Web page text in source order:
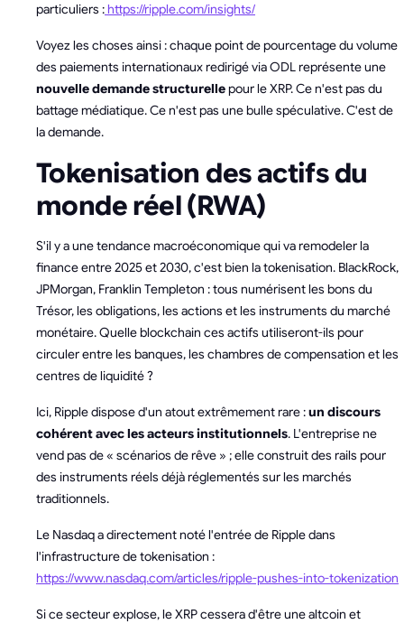
particuliers :https://ripple.com/insights/
Voyez les choses ainsi : chaque point de pourcentage du volume
des paiements internationaux redirigé via ODL représente une
nouvelle demande structurellepour le XRP. Ce n'est pas du
battage médiatique. Ce n'est pas une bulle spéculative. C'est de
la demande.
Tokenisation des actifs du
monde réel (RWA)
S'il y a une tendance macroéconomique qui va remodeler la
finance entre 2025 et 2030, c'est bien la tokenisation. BlackRock,
JPMorgan, Franklin Templeton : tous numérisent les bons du
Trésor, les obligations, les actions et les instruments du marché
monétaire. Quelle blockchain ces actifs utiliseront-ils pour
circuler entre les banques, les chambres de compensation et les
centres de liquidité ?
Ici, Ripple dispose d'un atout extrêmement rare :un discours
cohérent avec les acteurs institutionnels. L'entreprise ne
vend pas de « scénarios de rêve » ; elle construit des rails pour
des instruments réels déjà réglementés sur les marchés
traditionnels.
Le Nasdaq a directement noté l'entrée de Ripple dans
l'infrastructure de tokenisation :
https://www.nasdaq.com/articles/ripple-pushes-into-tokenization
Si ce secteur explose, le XRP cessera d'être une altcoin et